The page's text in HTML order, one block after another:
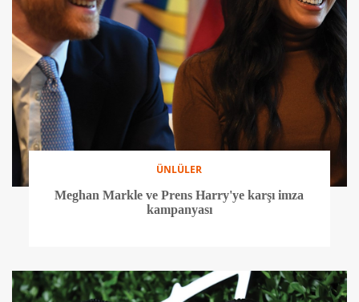
ÜNLÜLER
Meghan Markle ve Prens Harry'ye karşı imza
kampanyası